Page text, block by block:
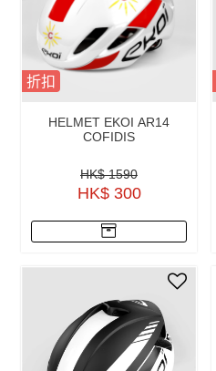
折扣
HELMET EKOI AR14
COFIDIS
HK$ 1590
HK$ 300